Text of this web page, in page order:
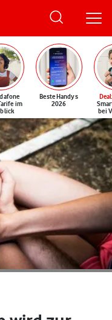
im
Beste Handys
2026
Deal
bei